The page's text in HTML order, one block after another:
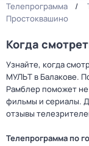
Телепрограмма
Простоквашино
Когда
Узнайте, когда
МУЛЬТ в Балакове.
Рамблер поможет
фильмы и сериалы.
отзывы
Телепрограмма по